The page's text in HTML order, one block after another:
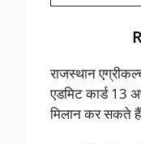
राजस्थान
एडमिट कार्ड 13
मिलान कर सकते